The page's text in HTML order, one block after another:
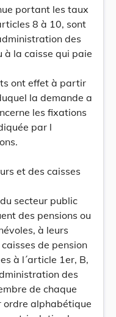
portant les taux
8 à 10, sont
des
à la caisse qui paie
ont effet à partir
la demande a
les fixations
par l
et des caisses
secteur public
des pensions ou
à leurs
de pension
à l´article 1er, B,
des
de chaque
ordre alphabétique